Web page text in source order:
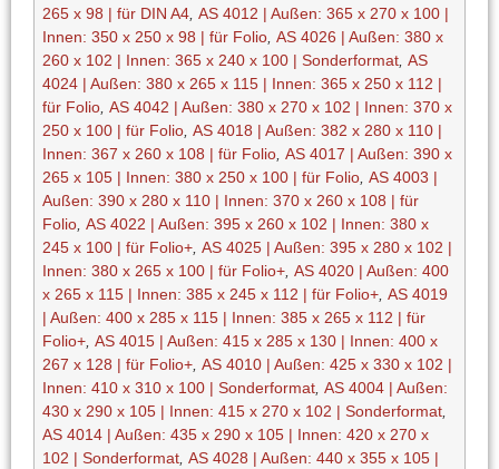
265 x 98 | für DIN A4 ,AS 4012 | Außen: 365 x 270 x 100 |
Innen: 350 x 250 x 98 | für Folio ,AS 4026 | Außen: 380 x
260 x 102 | Innen: 365 x 240 x 100 | Sonderformat ,AS
4024 | Außen: 380 x 265 x 115 | Innen: 365 x 250 x 112 |
für Folio ,AS 4042 | Außen: 380 x 270 x 102 | Innen: 370 x
250 x 100 | für Folio ,AS 4018 | Außen: 382 x 280 x 110 |
Innen: 367 x 260 x 108 | für Folio ,AS 4017 | Außen: 390 x
265 x 105 | Innen: 380 x 250 x 100 | für Folio ,AS 4003 |
Außen: 390 x 280 x 110 | Innen: 370 x 260 x 108 | für
Folio ,AS 4022 | Außen: 395 x 260 x 102 | Innen: 380 x
245 x 100 | für Folio+ ,AS 4025 | Außen: 395 x 280 x 102 |
Innen: 380 x 265 x 100 | für Folio+ ,AS 4020 | Außen: 400
x 265 x 115 | Innen: 385 x 245 x 112 | für Folio+ ,AS 4019
| Außen: 400 x 285 x 115 | Innen: 385 x 265 x 112 | für
Folio+ ,AS 4015 | Außen: 415 x 285 x 130 | Innen: 400 x
267 x 128 | für Folio+ ,AS 4010 | Außen: 425 x 330 x 102 |
Innen: 410 x 310 x 100 | Sonderformat ,AS 4004 | Außen:
430 x 290 x 105 | Innen: 415 x 270 x 102 | Sonderformat
AS 4014 | Außen: 435 x 290 x 105 | Innen: 420 x 270 x
102 | Sonderformat ,AS 4028 | Außen: 440 x 355 x 105 |